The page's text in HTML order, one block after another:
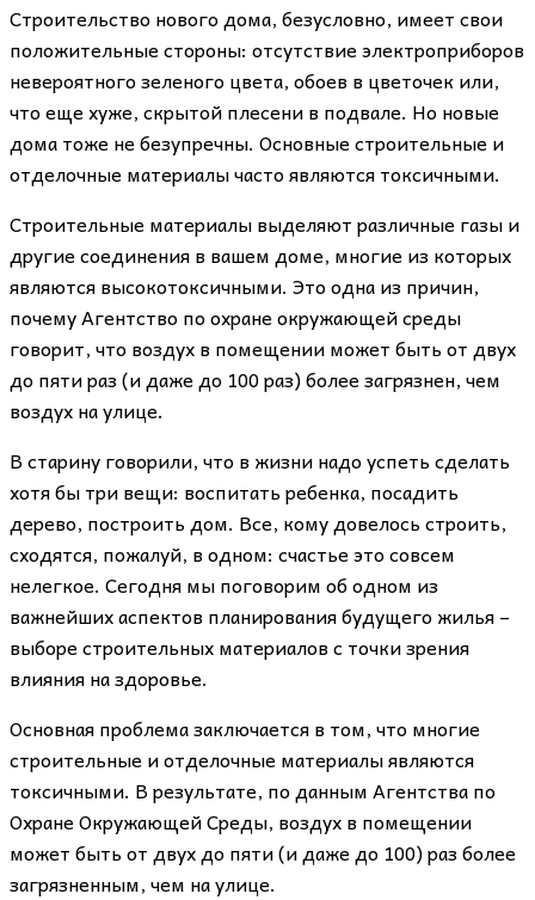
Строительство нового дома, безусловно, имеет свои
положительные стороны: отсутствие электроприборов
невероятного зеленого цвета, обоев в цветочек или,
что еще хуже, скрытой плесени в подвале. Но новые
дома тоже не безупречны. Основные строительные и
отделочные материалы часто являются токсичными.
Строительные материалы выделяют различные газы и
другие соединения в вашем доме, многие из которых
являются высокотоксичными. Это одна из причин,
почему Агентство по охране окружающей среды
говорит, что воздух в помещении может быть от двух
до пяти раз (и даже до 100 раз) более загрязнен, чем
воздух на улице.
В старину говорили, что в жизни надо успеть сделать
хотя бы три вещи: воспитать ребенка, посадить
дерево, построить дом. Все, кому довелось строить,
сходятся, пожалуй, в одном: счастье это совсем
нелегкое. Сегодня мы поговорим об одном из
важнейших аспектов планирования будущего жилья –
выборе строительных материалов с точки зрения
влияния на здоровье.
Основная проблема заключается в том, что многие
строительные и отделочные материалы являются
токсичными. В результате, по данным Агентства по
Охране Окружающей Среды, воздух в помещении
может быть от двух до пяти (и даже до 100) раз более
загрязненным, чем на улице.